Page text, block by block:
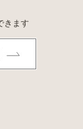
きます